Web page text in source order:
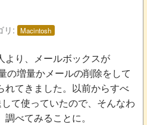
リ: Macintosh
より、メールボックスが
の増量かメールの削除をして
れてきました。以前からすべ
て使っていたので、そんなわ
べてみることに。